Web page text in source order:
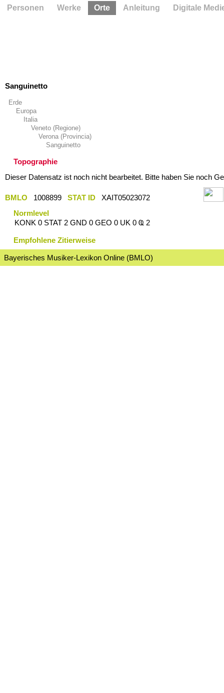
Sanguinetto
Erde
Europa
Italia
Veneto (Regione)
Verona (Provincia)
Sanguinetto
Topographie
Dieser Datensatz ist noch nicht bearbeitet. Bitte haben Sie noch
BMLO 1008899 STAT ID
XAIT05023072
Normlevel
KONK 0 STAT 2 GND 0 GEO 0 UK 0 Ҩ 2
Empfohlene Zitierweise
Bayerisches Musiker-Lexikon Online (BMLO)
Personen Werke Orte Anleitung Digitale